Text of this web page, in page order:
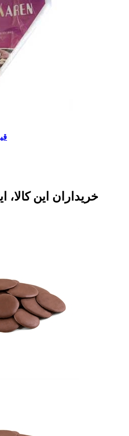
خریداران این